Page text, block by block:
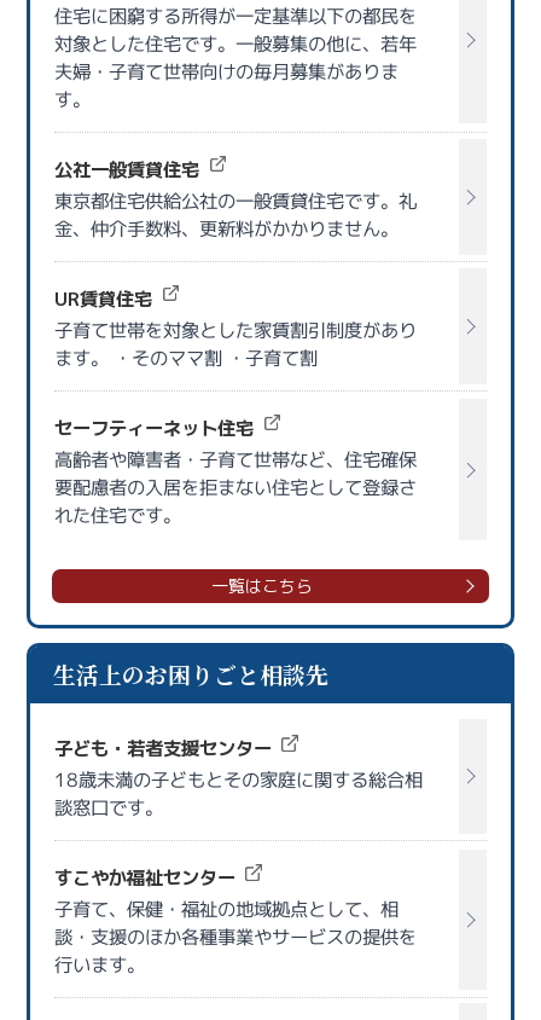
住宅に困窮する所得が一定基準以下の都民を
対象とした住宅です。一般募集の他に、若年
夫婦・子育て世帯向けの毎月募集がありま
す。
公社一般賃貸住宅
東京都住宅供給公社の一般賃貸住宅です。礼
金、仲介手数料、更新料がかかりません。
UR賃貸住宅
子育て世帯を対象とした家賃割引制度があり
ます。 ・そのママ割 ・子育て割
セーフティーネット住宅
高齢者や障害者・子育て世帯など、住宅確保
要配慮者の入居を拒まない住宅として登録さ
れた住宅です。
一覧はこちら
生活上のお困りごと相談先
子ども・若者支援センター
18歳未満の子どもとその家庭に関する総合相
談窓口です。
すこやか福祉センター
子育て、保健・福祉の地域拠点として、相
談・支援のほか各種事業やサービスの提供を
行います。